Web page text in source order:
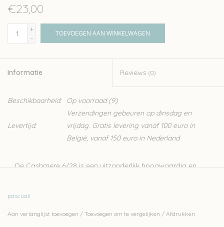
€23,00
+
-
TOEVOEGEN AAN WINKELWAGEN
Informatie Reviews (0)
Beschikbaarheid: Op voorraad(9)
Levertijd:
Verzendingen gebeuren op dinsdag en
vrijdag. Gratis levering vanaf 100 euro in
België, vanaf 150 euro in Nederland
De Cashmere 6/28 is een uitzonderlijk hoogwaardig en
lichtgewicht maar warme truien, vesten en luxe
pascuali
Aan verlanglijst toevoegen / Toevoegen om te vergelijken / Afdrukken